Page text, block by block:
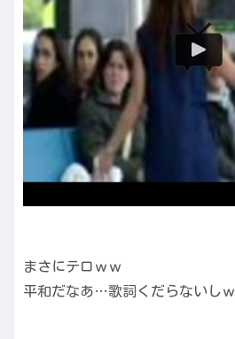
まさにテロｗｗ
平和だなあ…歌詞くだらないしｗ